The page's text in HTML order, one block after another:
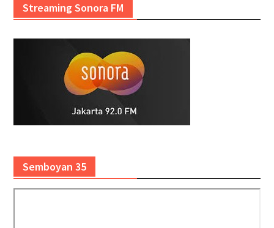
Streaming Sonora FM
Semboyan 35